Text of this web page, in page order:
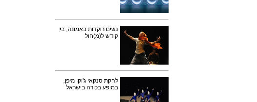
נשים רוקדות באמונה, בין
קודש ל(מ)חול
להקת סנקאי ג'וקו מיפן,
במופע בכורה בישראל